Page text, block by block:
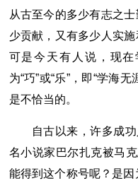
从古至今的多少有志之
少贡献，又有多少人实
可是今天有人说，现在
为“巧”或“乐”，即“学海
是不恰当的。
自古以来，许多成
名小说家巴尔扎克被马
能得到这个称号呢？是